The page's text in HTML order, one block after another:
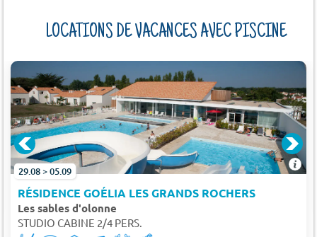
LOCATIONS DE VACANCES AVEC PISCINE
29.08 > 05.09
RÉSIDENCE GOÉLIA LES GRANDS ROCHERS
Les sables d'olonne
STUDIO CABINE 2/4 PERS.